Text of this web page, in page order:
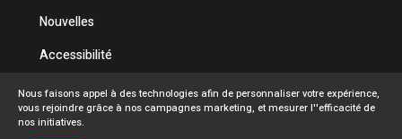
Nouvelles
Accessibilité
Politique de confidentialité
Conditions d'utilisation
Nous faisons appel à des technologies afin de personnaliser votre expérience,
vous rejoindre grâce à nos campagnes marketing, et mesurer l''efficacité de
nos initiatives.